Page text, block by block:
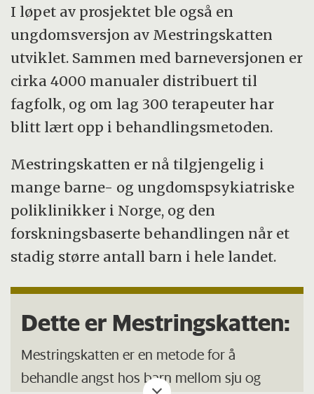
I løpet av prosjektet ble også en
ungdomsversjon av Mestringskatten
utviklet. Sammen med barneversjonen er
cirka 4000 manualer distribuert til
fagfolk, og om lag 300 terapeuter har
blitt lært opp i behandlingsmetoden.
Mestringskatten er nå tilgjengelig i
mange barne- og ungdomspsykiatriske
poliklinikker i Norge, og den
forskningsbaserte behandlingen når et
stadig større antall barn i hele landet.
Dette er Mestringskatten:
Mestringskatten er en metode for å
behandle angst hos barn mellom sju og